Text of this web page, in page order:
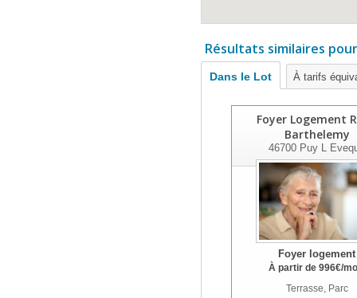
Résultats similaires
Dans le Lot À tarifs
Foyer Logement
Barthelemy
46700 Puy L
Foyer logement
À partir de 996€/
Terrasse, Parc